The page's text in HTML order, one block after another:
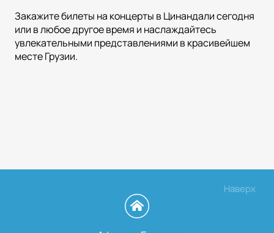
Закажите билеты на концерты в Цинандали сегодня
или в любое другое время и наслаждайтесь
увлекательными представлениями в красивейшем
месте Грузии.
Наверх